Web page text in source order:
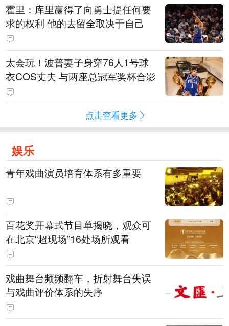
霍里：库里赢得了向勇士提任何要
求的权利 他的去留全取决于自己
太会玩！波普妻子身穿76人1号球
衣COS丈夫 与两座总冠军奖杯合影
点击查看更多
娱乐
青年戏曲演员培育体系有多重要
百花奖开幕式节目单揭晓，观众可
在北京“超现场”16处场所观看
戏曲舞台频频翻车，折射舞台失误
与戏曲评价体系的失序